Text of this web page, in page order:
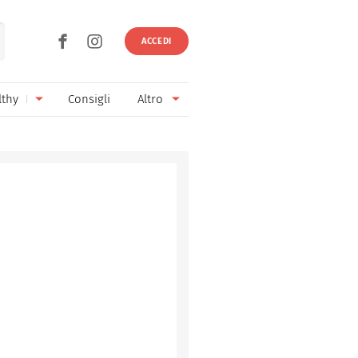
ACCEDI
Consigli Altro